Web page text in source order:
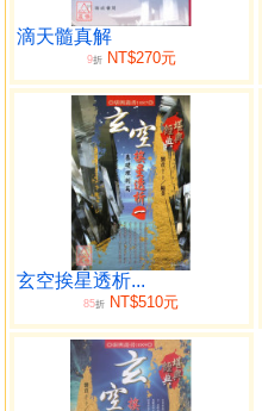
天干地支及五行屬性
第二章 陰陽五行概說
陰陽大義及其作用
五行大義及其作用
第三章 天干衝剋合化概論
論天干衝剋
論天干合化
第四章 地支沖合會列害概論
論地支相沖
論地支會合
論地支刑害
第五章 十二月建、廿四節氣
十二月建與廿四節氣
命理的十二時辰
滴天髓真解
9折NT$270元
玄空挨星透析...
85折 NT$510元